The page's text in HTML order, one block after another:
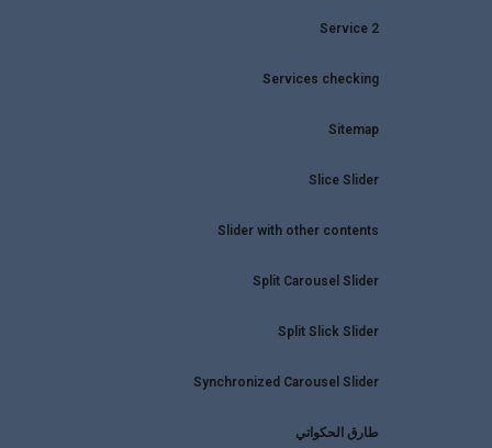
Service 2
Services checking
Sitemap
Slice Slider
Slider with other contents
Split Carousel Slider
Split Slick Slider
Synchronized Carousel Slider
طارق الحكواتي